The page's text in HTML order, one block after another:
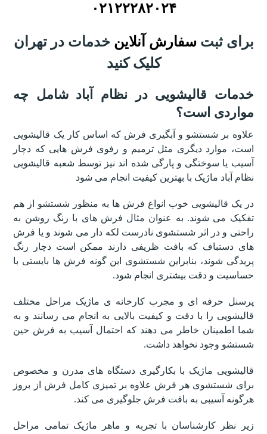
۰۲۱۲۲۲۸۲۰۲۴
برای ثبتسفارش آنلاین خدمات در تهران
کلیک کنید
خدمات قالیشویی در نظام آباد شامل چه
مواردی است؟
علاوه بر شستشو و آبگیری فرش که اساس کار یک قالیشویی
است، موارد دیگری مثل ترمیم و رفوی فرش هایی که دچار
آسیب یا سوختگی و پارگی شده اند نیز توسط شعبه قالیشویی
نظام آباد ماژیک با بهترین کیفیت انجام می شود
در یک قالیشویی خوب انواع فرش ها به منظور شستشو از هم
تفکیک می شوند. به عنوان مثال فرش های با رنگ روشن به
راحتی و در اثر شستشوی نادرست لکه دار می شوند و یا فرش
های دستباف که بافت ظریفی دارند ممکن است دچار رنگ
پریدگی شوند، بنابراین شستشوی این گونه فرش ها بایستی با
حساسیت و دقت بیشتری انجام شود.
پرسنل حرفه ای و مجرب کارخانه ی ماژیک مراحل مختلف
قالیشویی را با دقت و کیفیت بالایی به انجام می رسانند و به
شما اطمینان خاطر می دهند که احتمال آسیب به فرش حین
شستشو وجود نخواهد داشت.
قالیشویی ماژیک با بکارگیری دستگاه های مدرن و مخصوص
برای شستشوی هر فرش علاوه بر تمیزی کامل فرش از بروز
هرگونه آسیبی به بافت فرش جلوگیری می کند.
زیر نظر کارشناسان با تجربه و ماهر ماژیک تمامی مراحل